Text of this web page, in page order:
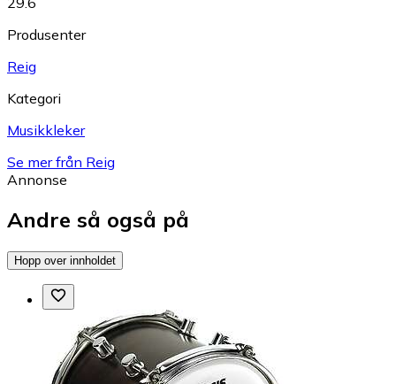
Produsenter
Reig
Kategori
Musikkleker
Se mer från Reig
Annonse
Andre så også på
Hopp over innholdet